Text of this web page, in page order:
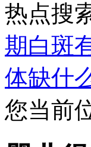
热点搜
期白斑
体缺什
您当前